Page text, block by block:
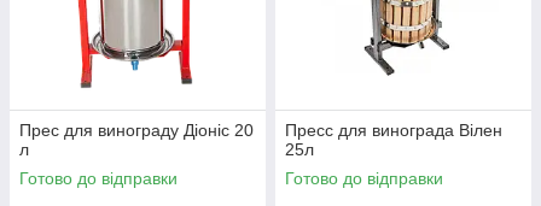
Прес для винограду Діоніс 20
л
Готово до відправки
Пресс для винограда Вілен
25л
Готово до відправки